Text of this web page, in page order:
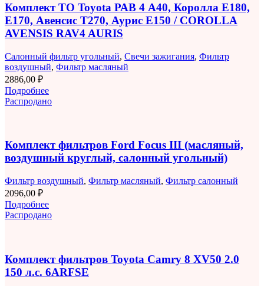
Комплект ТО Toyota РАВ 4 A40, Королла E180,
E170, Авенсис T270, Аурис E150 / COROLLA
AVENSIS RAV4 AURIS
Салонный фильтр угольный, Свечи зажигания, Фильтр
воздушный, Фильтр масляный
2886,00 ₽
Подробнее
Распродано
Комплект фильтров Ford Focus III (масляный,
воздушный круглый, салонный угольный)
Фильтр воздушный, Фильтр масляный, Фильтр салонный
2096,00 ₽
Подробнее
Распродано
Комплект фильтров Toyota Camry 8 XV50 2.0
150 л.с. 6ARFSE